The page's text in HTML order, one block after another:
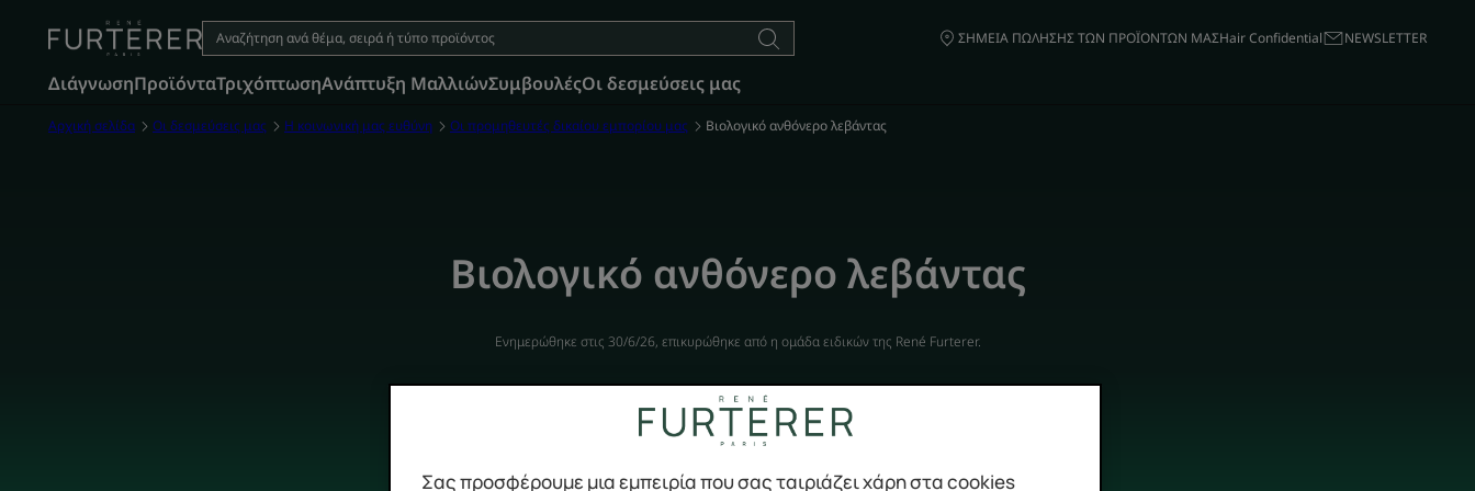
ΣΗΜΕΙΑ ΠΩΛΗΣΗΣ ΤΩΝ ΠΡΟΪΟΝΤΩΝ ΜΑΣHair Confidential ΝΕWSLETTER
ΔιάγνωσηΠροϊόνταΤριχόπτωσηAνάπτυξη ΜαλλιώνΣυμβουλέςΟι δεσμεύσεις μας
Αρχική σελίδα Οι δεσμεύσεις μας Η κοινωνική μας ευθύνη Οι προμηθευτές δικαίου εμπορίου μας Βιολογικό ανθόνερο λεβάντας
Βιολογικό ανθόνερο λεβάντας
Ενημερώθηκε στις 30/6/26, επικυρώθηκε από η ομάδα ειδικών της René Furterer.
Οι προμηθευτές δικαίου εμπορίου μας
Σας προσφέρουμε μια εμπειρία που σας ταιριάζει χάρη στα cookies